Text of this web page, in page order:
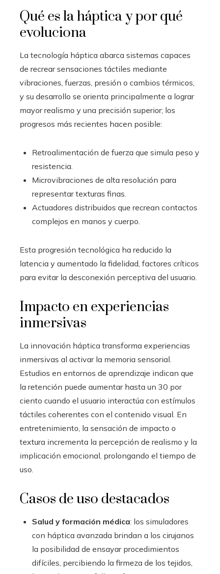
Qué es la háptica y por qué
evoluciona
La tecnología háptica abarca sistemas capaces
de recrear sensaciones táctiles mediante
vibraciones, fuerzas, presión o cambios térmicos,
y su desarrollo se orienta principalmente a lograr
mayor realismo y una precisión superior; los
progresos más recientes hacen posible:
Retroalimentación de fuerza que simula peso y
resistencia.
Microvibraciones de alta resolución para
representar texturas finas.
Actuadores distribuidos que recrean contactos
complejos en manos y cuerpo.
Esta progresión tecnológica ha reducido la
latencia y aumentado la fidelidad, factores críticos
para evitar la desconexión perceptiva del usuario.
Impacto en experiencias
inmersivas
La innovación háptica transforma experiencias
inmersivas al activar la memoria sensorial.
Estudios en entornos de aprendizaje indican que
la retención puede aumentar hasta un 30 por
ciento cuando el usuario interactúa con estímulos
táctiles coherentes con el contenido visual. En
entretenimiento, la sensación de impacto o
textura incrementa la percepción de realismo y la
implicación emocional, prolongando el tiempo de
uso.
Casos de uso destacados
Salud y formación médica: los simuladores
con háptica avanzada brindan a los cirujanos
la posibilidad de ensayar procedimientos
difíciles, percibiendo la firmeza de los tejidos,